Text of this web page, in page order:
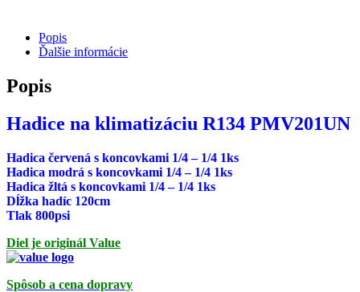
PMV201UN
Popis
Ďalšie informácie
Popis
Hadice na klimatizáciu R134 PMV201UN
Hadica červená s koncovkami 1/4 – 1/4 1ks
Hadica modrá s koncovkami 1/4 – 1/4 1ks
Hadica žltá s koncovkami 1/4 – 1/4 1ks
Dĺžka hadíc 120cm
Tlak 800psi
Diel je originál Value
Spôsob a cena dopravy